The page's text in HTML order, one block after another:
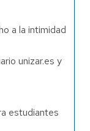
a la intimidad
unizar.es y
estudiantes